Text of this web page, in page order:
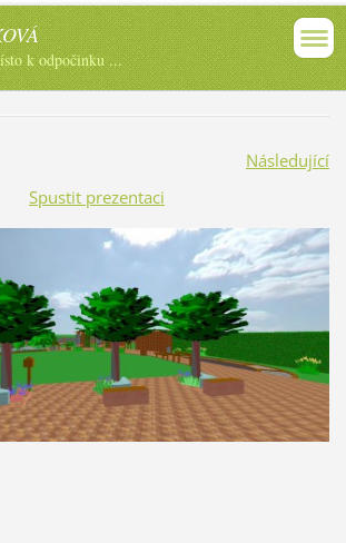
k odpočinku ...
Následující
Spustit prezentaci